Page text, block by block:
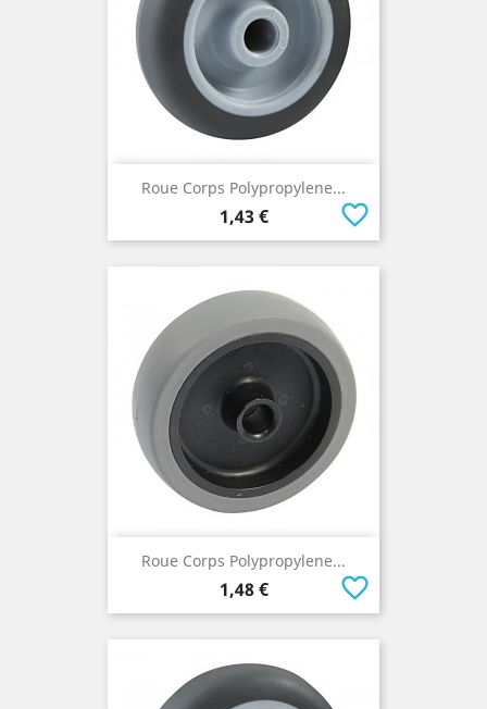
Roue Corps Polypropylene...
Prix
1,43 € favorite_border
Roue Corps Polypropylene...
Prix
1,48 € favorite_border